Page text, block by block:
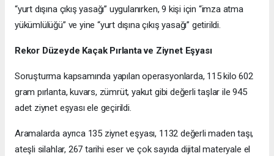
“yurt dışına çıkış yasağı” uygulanırken, 9 kişi için “imza atma
yükümlülüğü” ve yine “yurt dışına çıkış yasağı” getirildi.
Rekor Düzeyde Kaçak Pırlanta ve Ziynet Eşyası
Soruşturma kapsamında yapılan operasyonlarda, 115 kilo 602
gram pırlanta, kuvars, zümrüt, yakut gibi değerli taşlar ile 945
adet ziynet eşyası ele geçirildi.
Aramalarda ayrıca 135 ziynet eşyası, 1132 değerli maden taşı,
ateşli silahlar, 267 tarihi eser ve çok sayıda dijital materyale el